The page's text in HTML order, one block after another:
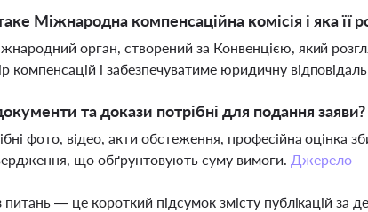
Міжнародна компенсаційна комісія і яка її
орган, створений за Конвенцією, який
компенсацій і забезпечуватиме юридичну
та докази потрібні для подання заяви?
фото, відео, акти обстеження, професійна оцінка
що обґрунтовують суму вимоги. Джерело
— це короткий підсумок змісту публікацій